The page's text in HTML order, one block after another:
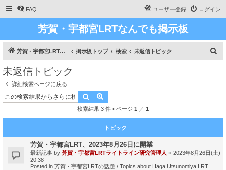
FAQ ログイン
ユーザー登録
芳賀・宇都宮LRTなんでも掲示板
芳賀・宇都宮LRT、ライトライン研究 掲示板トップ 検索 未返信トピック
未返信トピック
詳細検索ページに戻る
検索
検索結果 3 件 • ページ 1 ／ 1
トピック
芳賀・宇都宮LRT、2023年8月26日に開業
最新記事 by 芳賀・宇都宮LRTライトライン研究管理人 « 2023年8月26日(土)
20:38
Posted in 芳賀・宇都宮LRTの話題 / Topics about Haga Utsunomiya LRT